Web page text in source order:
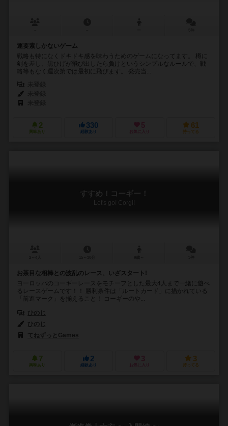
運要素しかないゲーム
戦略も特になくドキドキ感を味わうためのゲームになってます。 樽に
剣を差し、黒ひげが飛び出したら負けというシンプルなルールで、戦
略等もなく運次第では最初に飛びます。 発売当...
2
興味あり
330
経験あり
5
お気に入り
61
持ってる
すすめ！コーギー！
Let's go! Corgi!
お茶目な相棒との波乱のレース、いざスタート!
ヨーロッパのコーギーレースをモチーフとした最大4人まで一緒に遊べ
るレースゲームです！！ 勝利条件は「ルートカード」に描かれている
「前進マーク」を揃えること！ コーギーのや...
ひのじ
ひのじ
てねずっとGames
7
興味あり
2
経験あり
3
お気に入り
3
持ってる